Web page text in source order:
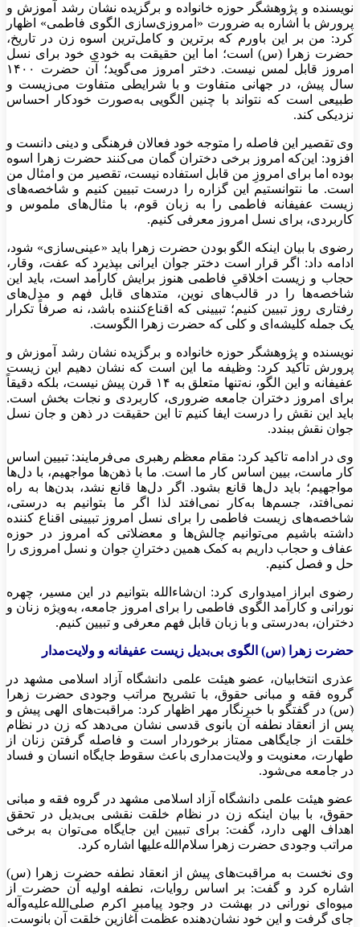
نویسنده و پژوهشگر حوزه خانواده و برگزیده نشان رشد آموزش و
پرورش با اشاره به ضرورت «امروزی‌سازی الگوی فاطمی» اظهار
کرد: من بر این باورم که برترین و کامل‌ترین اسوه زن در تاریخ،
حضرت زهرا (س) است؛ اما این حقیقت به خودیِ خود برای نسل
امروز قابل لمس نیست. دختر امروز می‌گوید؛ آن حضرت ۱۴۰۰
سال پیش، در جهانی متفاوت و با شرایطی متفاوت می‌زیست و
طبیعی است که نتواند با چنین الگویی به‌صورت خودکار احساس
نزدیکی کند.
وی تقصیر این فاصله را متوجه خود فعالان فرهنگی و دینی دانست و
افزود: این‌که امروز برخی دختران گمان می‌کنند حضرت زهرا اسوه
بوده اما برای امروزِ من قابل استفاده نیست، تقصیر من و امثال من
است. ما نتوانستیم این گزاره را درست تبیین کنیم و شاخصه‌های
زیست عفیفانه فاطمی را به زبان قوم، با مثال‌های ملموس و
کاربردی، برای نسل امروز معرفی کنیم.
رضوی با بیان اینکه الگو بودن حضرت زهرا باید «عینی‌سازی» شود،
ادامه داد: اگر قرار است دختر جوان ایرانی بپذیرد که عفت، وقار،
حجاب و زیست اخلاقیِ فاطمی هنوز برایش کارآمد است، باید این
شاخصه‌ها را در قالب‌های نوین، متدهای قابل فهم و مدل‌های
رفتاری روز تبیین کنیم؛ تبیینی که اقناع‌کننده باشد، نه صرفاً تکرار
یک جمله کلیشه‌ای و کلی که حضرت زهرا الگوست.
نویسنده و پژوهشگر حوزه خانواده و برگزیده نشان رشد آموزش و
پرورش تأکید کرد: وظیفه ما این است که نشان دهیم این زیست
عفیفانه و این الگو، نه‌تنها متعلق به ۱۴ قرن پیش نیست، بلکه دقیقاً
برای امروز دختران جامعه ضروری، کاربردی و نجات بخش است.
باید این نقش را درست ایفا کنیم تا این حقیقت در ذهن و جان نسل
جوان نقش ببندد.
وی در ادامه تاکید کرد: مقام معظم رهبری می‌فرمایند: تبیین اساس
کار ماست، بیین اساس کار ما است. ما با ذهن‌ها مواجهیم، با دل‌ها
مواجهیم؛ باید دل‌ها قانع بشود. اگر دل‌ها قانع نشد، بدن‌ها به راه
نمی‌افتد، جسم‌ها به‌کار نمی‌افتد لذا اگر ما بتوانیم به درستی،
شاخصه‌های زیست فاطمی را برای نسل امروز تبیینی اقناع کننده
داشته باشیم می‌توانیم چالش‌ها و معضلاتی که امروز در حوزه
عفاف و حجاب داریم به کمک همین دخترانِ جوان و نسل امروزی را
حل و فصل کنیم.
رضوی ابراز امیدواری کرد: ان‌شاءالله بتوانیم در این مسیر، چهره
نورانی و کارآمد الگوی فاطمی را برای امروز جامعه، به‌ویژه زنان و
دختران، به‌درستی و با زبان قابل فهم معرفی و تبیین کنیم.
حضرت زهرا (س) الگوی بی‌بدیل زیست عفیفانه و ولایت‌مدار
عذری انتخابیان، عضو هیئت علمی دانشگاه آزاد اسلامی مشهد در
گروه فقه و مبانی حقوق، با تشریح مراتب وجودی حضرت زهرا
(س) در گفتگو با خبرنگار مهر اظهار کرد: مراقبت‌های الهی پیش و
پس از انعقاد نطفه آن بانوی قدسی نشان می‌دهد که زن در نظام
خلقت از جایگاهی ممتاز برخوردار است و فاصله گرفتن زنان از
طهارت، معنویت و ولایت‌مداری باعث سقوط جایگاه انسان و فساد
در جامعه می‌شود.
عضو هیئت علمی دانشگاه آزاد اسلامی مشهد در گروه فقه و مبانی
حقوق، با بیان اینکه زن در نظام خلقت نقشی بی‌بدیل در تحقق
اهداف الهی دارد، گفت: برای تبیین این جایگاه می‌توان به برخی
مراتب وجودی حضرت زهرا سلام‌الله‌علیها اشاره کرد.
وی نخست به مراقبت‌های پیش از انعقاد نطفه حضرت زهرا (س)
اشاره کرد و گفت: بر اساس روایات، نطفه اولیه آن حضرت از
میوه‌ای نورانی در بهشت در وجود پیامبر اکرم صلی‌الله‌علیه‌وآله
جای گرفت و این خود نشان‌دهنده عظمت آغازین خلقت آن بانوست.